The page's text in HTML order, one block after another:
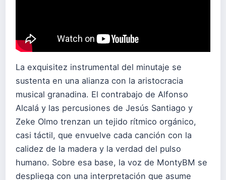
La exquisitez instrumental del minutaje se
sustenta en una alianza con la aristocracia
musical granadina. El contrabajo de Alfonso
Alcalá y las percusiones de Jesús Santiago y
Zeke Olmo trenzan un tejido rítmico orgánico,
casi táctil, que envuelve cada canción con la
calidez de la madera y la verdad del pulso
humano. Sobre esa base, la voz de MontyBM se
despliega con una interpretación que asume